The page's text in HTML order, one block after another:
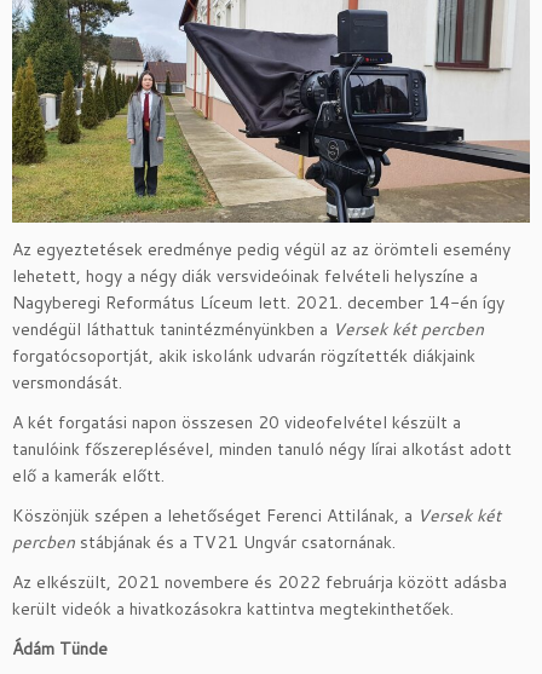
Az egyeztetések eredménye pedig végül az az örömteli esemény
lehetett, hogy a négy diák versvideóinak felvételi helyszíne a
Nagyberegi Református Líceum lett. 2021. december 14-én így
vendégül láthattuk tanintézményünkben a Versek két percben
forgatócsoportját, akik iskolánk udvarán rögzítették diákjaink
versmondását.
A két forgatási napon összesen 20 videofelvétel készült a
tanulóink főszereplésével, minden tanuló négy lírai alkotást adott
elő a kamerák előtt.
Köszönjük szépen a lehetőséget Ferenci Attilának, a Versek két
percben stábjának és a TV21 Ungvár csatornának.
Az elkészült, 2021 novembere és 2022 februárja között adásba
került videók a hivatkozásokra kattintva megtekinthetőek.
Ádám Tünde